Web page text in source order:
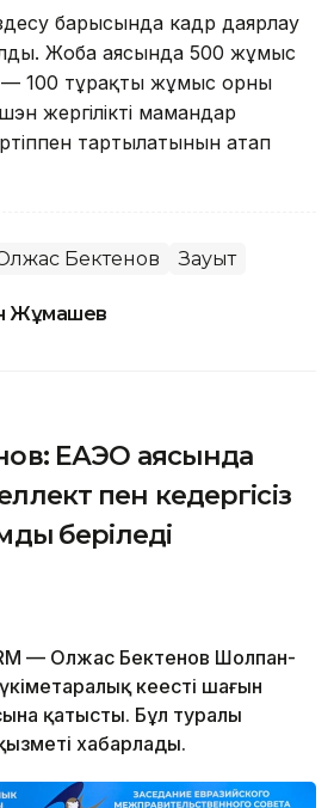
барысында кадр даярлау
Жоба аясында 500 жұмыс
— 100 тұрақты жұмыс орны
жергілікті мамандар
тартылатынын атап
Бектенов Зауыт
Жұмашев
ЕАЭО аясында
пен кедергісіз
беріледі
— Олжас Бектенов Шолпан-
кеңестің шағын
қатысты. Бұл туралы
хабарлады.